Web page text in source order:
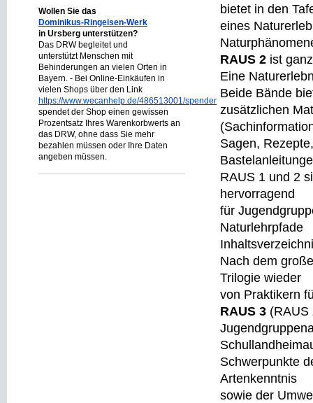
Wollen Sie das
Dominikus-Ringeisen-Werk
in Ursberg unterstützen?
Das DRW begleitet und
unterstützt Menschen mit
Behinderungen an vielen Orten in
Bayern. - Bei Online-Einkäufen in
vielen Shops über den Link
https://www.wecanhelp.de/486513001/spendenprojekt
spendet der Shop einen gewissen
Prozentsatz Ihres Warenkorbwerts an
das DRW, ohne dass Sie mehr
bezahlen müssen oder Ihre Daten
angeben müssen.
bietet in den
eines
RAUS 2 ist
Eine
Beide Bände
zusätzlichen
Sagen, Rezepte,
RAUS 1 und 2
hervorragend
für
Naturlehrpfade
Nach dem
Trilogie wieder
von Praktikern
RAUS 3 (RAUS
Schwerpunkte
Artenkenntnis
sowie der